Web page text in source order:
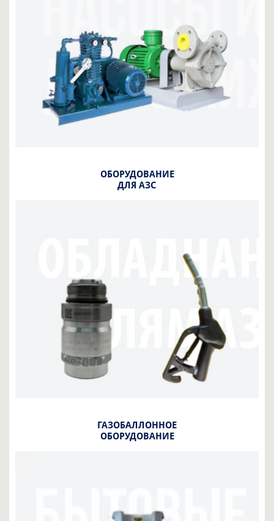
ОБОРУДОВАНИЕ
ДЛЯ АЗС
ГАЗОБАЛЛОННОЕ
ОБОРУДОВАНИЕ